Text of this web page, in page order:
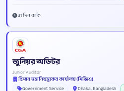
31 দিন বাকি
জুনিয়র অডিটর
Junior Auditor
হিসাব মহানিয়ন্ত্রকের কার্যালয় (সিজিএ)
Government Service
Dhaka, Bangladesh